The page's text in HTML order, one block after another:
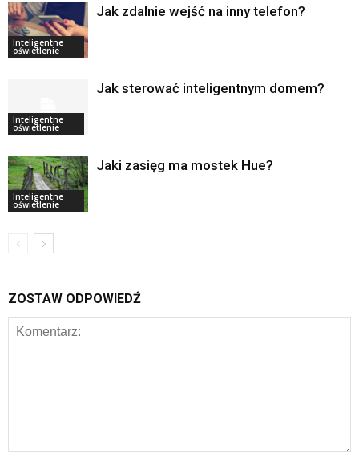
Inteligentne
oświetlenie
Jak zdalnie wejść na inny telefon?
Inteligentne
oświetlenie
Jak sterować inteligentnym domem?
Inteligentne
oświetlenie
Jaki zasięg ma mostek Hue?
ZOSTAW ODPOWIEDŹ